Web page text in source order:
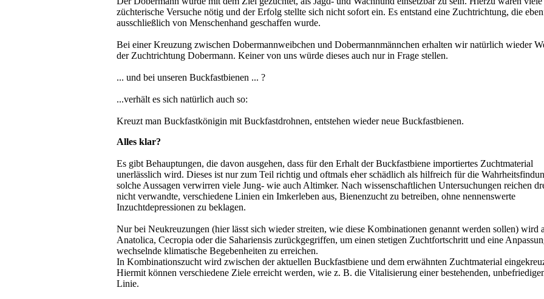
züchterische Versuche nötig und der Erfolg stellte sich nicht sofort ein. Es entstand eine Zuchtrichtung, die
ausschließlich von Menschenhand geschaffen wurde.
Bei einer Kreuzung zwischen Dobermannweibchen und Dobermannmännchen erhalten wir natürlich wieder
der Zuchtrichtung Dobermann. Keiner von uns würde dieses auch nur in Frage stellen.
... und bei unseren Buckfastbienen ... ?
...verhält es sich natürlich auch so:
Kreuzt man Buckfastkönigin mit Buckfastdrohnen, entstehen wieder neue Buckfastbienen.
Alles klar?
Es gibt Behauptungen, die davon ausgehen, dass für den Erhalt der Buckfastbiene importiertes Zuchtmaterial
unerlässlich wird. Dieses ist nur zum Teil richtig und oftmals eher schädlich als hilfreich für die
solche Aussagen verwirren viele Jung- wie auch Altimker. Nach wissenschaftlichen Untersuchungen reichen
nicht verwandte, verschiedene Linien ein Imkerleben aus, Bienenzucht zu betreiben, ohne nennenswerte
Inzuchtdepressionen zu beklagen.
Nur bei Neukreuzungen (hier lässt sich wieder streiten, wie diese Kombinationen genannt werden sollen) wird
Anatolica, Cecropia oder die Sahariensis zurückgegriffen, um einen stetigen Zuchtfortschritt und eine
wechselnde klimatische Begebenheiten zu erreichen.
In Kombinationszucht wird zwischen der aktuellen Buckfastbiene und dem erwähnten Zuchtmaterial
Hiermit können verschiedene Ziele erreicht werden, wie z. B. die Vitalisierung einer bestehenden,
Linie.